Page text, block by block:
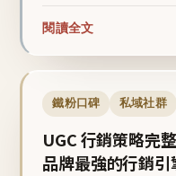
閱讀全文
鐵粉口碑 私域社群
UGC 行銷策略完
品牌最強的行銷引